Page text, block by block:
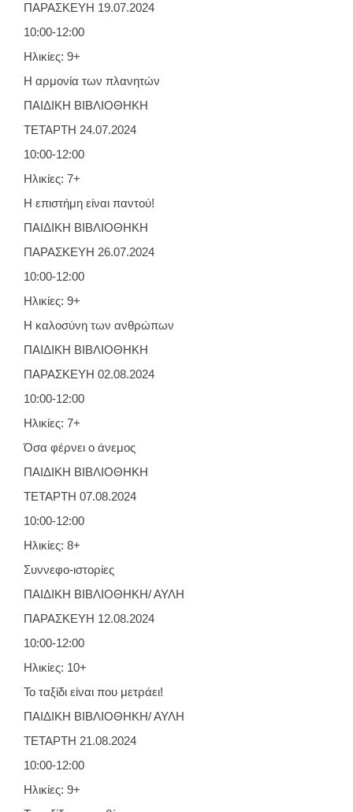
ΠΑΡΑΣΚΕΥΗ 19.07.2024
10:00-12:00
Ηλικίες: 9+
Η αρμονία των πλανητών
ΠΑΙΔΙΚΗ ΒΙΒΛΙΟΘΗΚΗ
ΤΕΤΑΡΤΗ 24.07.2024
10:00-12:00
Ηλικίες: 7+
Η επιστήμη είναι παντού!
ΠΑΙΔΙΚΗ ΒΙΒΛΙΟΘΗΚΗ
ΠΑΡΑΣΚΕΥΗ 26.07.2024
10:00-12:00
Ηλικίες: 9+
Η καλοσύνη των ανθρώπων
ΠΑΙΔΙΚΗ ΒΙΒΛΙΟΘΗΚΗ
ΠΑΡΑΣΚΕΥΗ 02.08.2024
10:00-12:00
Ηλικίες: 7+
Όσα φέρνει ο άνεμος
ΠΑΙΔΙΚΗ ΒΙΒΛΙΟΘΗΚΗ
ΤΕΤΑΡΤΗ 07.08.2024
10:00-12:00
Ηλικίες: 8+
Συννεφο-ιστορίες
ΠΑΙΔΙΚΗ ΒΙΒΛΙΟΘΗΚΗ/ ΑΥΛΗ
ΠΑΡΑΣΚΕΥΗ 12.08.2024
10:00-12:00
Ηλικίες: 10+
Το ταξίδι είναι που μετράει!
ΠΑΙΔΙΚΗ ΒΙΒΛΙΟΘΗΚΗ/ ΑΥΛΗ
ΤΕΤΑΡΤΗ 21.08.2024
10:00-12:00
Ηλικίες: 9+